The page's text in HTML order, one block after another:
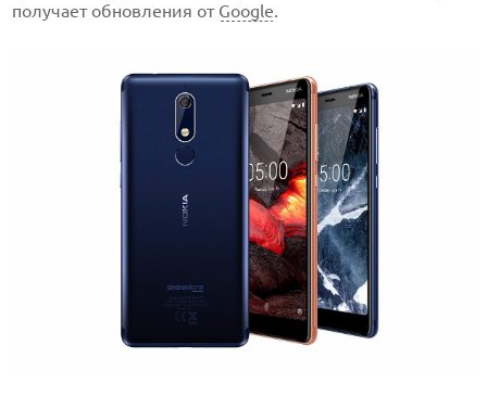
получает обновления от Google.